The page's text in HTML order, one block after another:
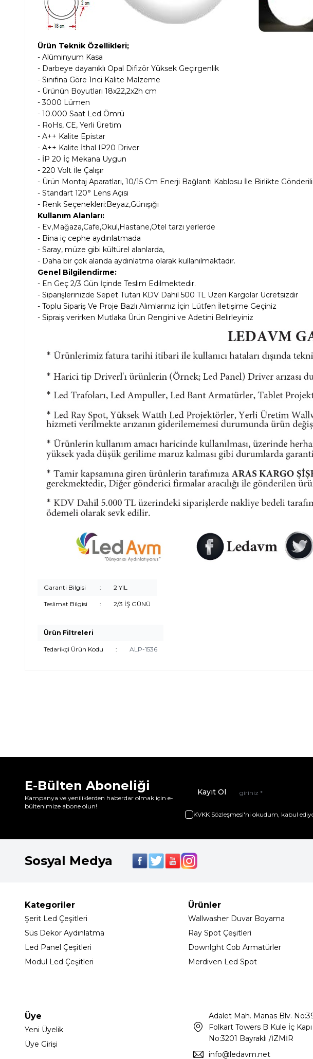
Ürün Teknik Özellikleri;
- Alüminyum Kasa
- Darbeye dayanıklı Opal Difizör Yüksek Geçirgenlik
- Sınıfına Göre 1nci Kalite Malzeme
- Ürünün Boyutları 18x22,2x2h cm
- 3000 Lümen
- 10.000 Saat Led Ömrü
- RoHs, CE, Yerli Üretim
- A++ Kalite Epistar
- A++ Kalite İthal IP20 Driver
- İP 20 İç Mekana Uygun
- 220 Volt İle Çalışır
- Ürün Montaj Aparatları, 10/15 Cm Enerji Bağlantı Kablosu İle Birlikte
- Standart 120° Lens Açısı
- Renk Seçenekleri:Beyaz,Günışığı
Kullanım Alanları:
- Ev,Mağaza,Cafe,Okul,Hastane,Otel tarzı yerlerde
- Bina iç cephe aydınlatmada
- Saray, müze gibi kültürel alanlarda,
- Daha bir çok alanda aydınlatma olarak kullanılmaktadır.
Genel Bilgilendirme:
- En Geç 2/3 Gün İçinde Teslim Edilmektedir.
- Siparişlerinizde Sepet Tutarı KDV Dahil 500 TL Üzeri Kargolar Ücretsizdir
- Toplu Sipariş Ve Proje Bazlı Alımlarınız İçin Lütfen İletişime Geçiniz
- Sipraiş verirken Mutlaka Ürün Rengini ve Adetini Belirleyiniz
Garanti Bilgisi : 2 YIL
Teslimat Bilgisi : 2/3 İŞ GÜNÜ
Ürün Filtreleri
Tedarikçi Ürün Kodu : ALP-1536
E-Bülten Aboneliği
Kampanya ve yeniliklerden haberdar olmak için e-
bültenimize abone olun!
Kayıt Ol
KVKK Sözleşmesi'ni okudum, kabul
Sosyal Medya
Kategoriler
Şerit Led Çeşitleri
Süs Dekor Aydınlatma
Led Panel Çeşitleri
Modul Led Çeşitleri
Ürünler
Wallwasher Duvar Boyama
Ray Spot Çeşitleri
Downlght Cob Armatürler
Merdiven Led Spot
Üye
Yeni Üyelik
Üye Girişi
Adalet Mah. Manas Blv.
Folkart Towers B Kule İç Kapı
No:3201 Bayraklı /İZMİR
info@ledavm.net